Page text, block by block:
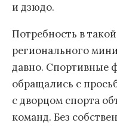
и дзюдо.
Потребность в
регионального
давно. Спортивные
обращались с
с дворцом спорта
команд. Без